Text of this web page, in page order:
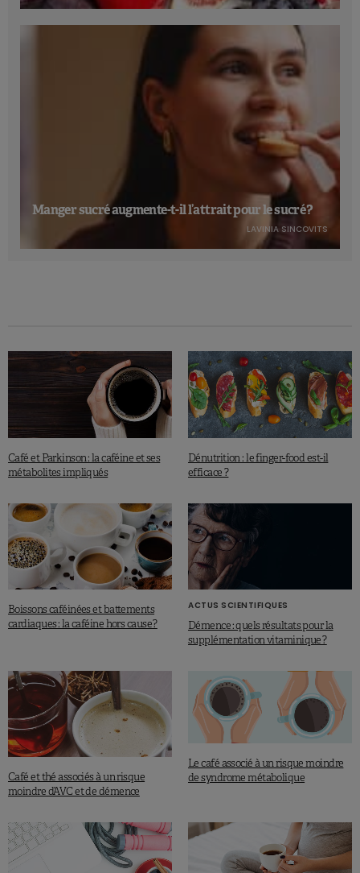
Manger sucré augmente-t-il l’attrait pour le sucré ?
LAVINIA SINCOVITS
Café et Parkinson : la caféine et ses
métabolites impliqués
Dénutrition : le finger-food est-il
efficace ?
Boissons caféinées et battements
cardiaques : la caféine hors cause ?
ACTUS SCIENTIFIQUES
Démence : quels résultats pour la
supplémentation vitaminique ?
Café et thé associés à un risque
moindre d’AVC et de démence
Le café associé à un risque moindre
de syndrome métabolique